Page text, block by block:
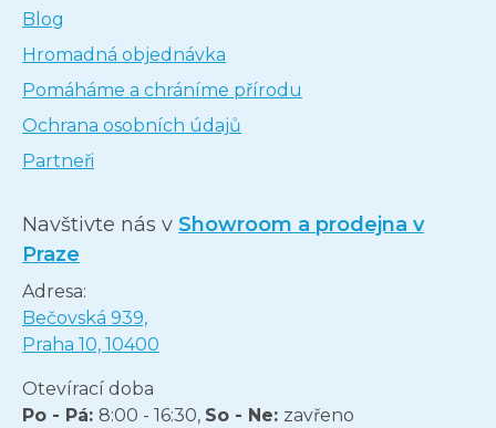
Blog
Hromadná objednávka
Pomáháme a chráníme přírodu
Ochrana osobních údajů
Partneři
Navštivte nás v Showroom a prodejna v
Praze
Adresa:
Bečovská 939,
Praha 10, 10400
Otevírací doba
Po - Pá: 8:00 - 16:30, So - Ne: zavřeno